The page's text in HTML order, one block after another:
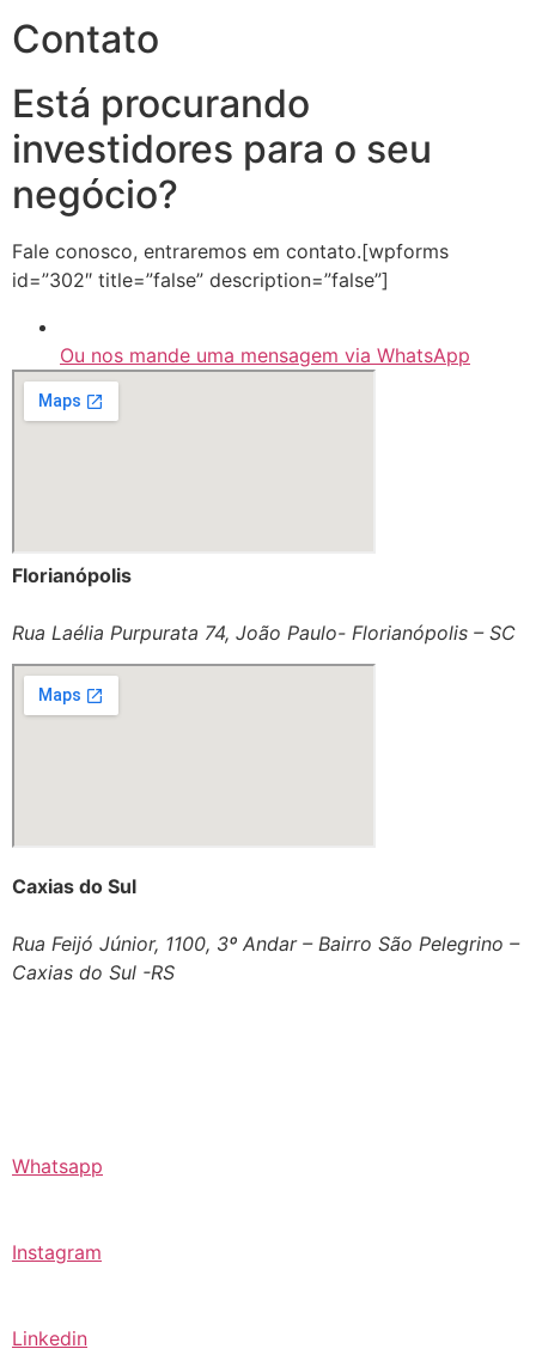
Contato
Está procurando
investidores para o seu
negócio?
Fale conosco, entraremos em contato.[wpforms
id=”302″ title=”false” description=”false”]
Ou nos mande uma mensagem via WhatsApp
Florianópolis
Rua Laélia Purpurata 74, João Paulo- Florianópolis – SC
Caxias do Sul
Rua Feijó Júnior, 1100, 3º Andar – Bairro São Pelegrino –
Caxias do Sul -RS
Whatsapp
Instagram
Linkedin